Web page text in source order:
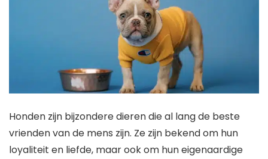
Honden zijn bijzondere dieren die al lang de beste
vrienden van de mens zijn. Ze zijn bekend om hun
loyaliteit en liefde, maar ook om hun eigenaardige